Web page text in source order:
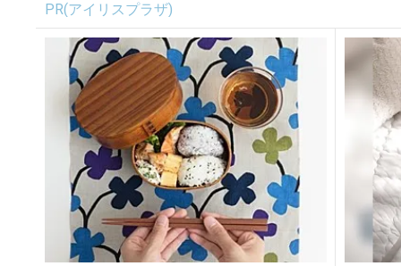
PR(アイリスプラザ)